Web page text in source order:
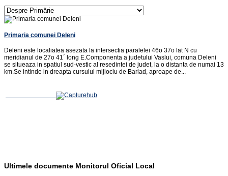
Primaria comunei Deleni
Deleni este localiatea asezata la intersectia paralelei 46o 37o lat N cu
meridianul de 27o 41´ long E.Componenta a judetului Vaslui, comuna Deleni
se situeaza in spatiul sud-vestic al resedintei de judet, la o distanta de numai 13
km.Se intinde in dreapta cursului mijlociu de Barlad, aproape de...
Ultimele documente Monitorul Oficial Local